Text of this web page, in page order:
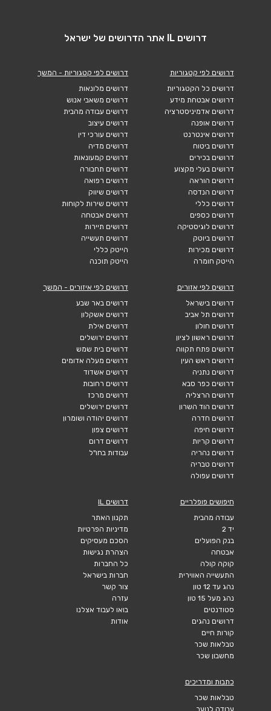
דרושים IL אתר הדרושים של ישראל
דרושים לפי קטגוריות
דרושים כל הקטגוריות
דרושים אבטחת מידע
דרושים אדמיניסטרציה
דרושים אופנה
דרושים אינטרנט
דרושים ביטוח
דרושים בכירים
דרושים בעלי מקצוע
דרושים הוראה
דרושים הנדסה
דרושים כללי
דרושים כספים
דרושים לוגיסטיקה
דרושים ביוטק
דרושים מכירות
הייטק חומרה
דרושים לפי קטגוריות - המשך
דרושים מלונאות
דרושים משאבי אנוש
דרושים עבודה מהבית
דרושים עיצוב
דרושים עורכי דין
דרושים מדיה
דרושים קמעונאות
דרושים תחבורה
דרושים רפואה
דרושים שיווק
דרושים שירות לקוחות
דרושים אבטחה
דרושים תיירות
דרושים תעשייה
הייטק כללי
הייטק תוכנה
דרושים לפי אזורים
דרושים בישראל
דרושים תל אביב
דרושים חולון
דרושים ראשון לציון
דרושים פתח תקווה
דרושים ראש העין
דרושים נתניה
דרושים כפר סבא
דרושים הרצליה
דרושים הוד השרון
דרושים חדרה
דרושים חיפה
דרושים קריות
דרושים נהריה
דרושים טבריה
דרושים עפולה
דרושים לפי איזורים - המשך
דרושים באר שבע
דרושים אשקלון
דרושים אילת
דרושים ירושלים
דרושים בית שמש
דרושים מעלה אדומים
דרושים אשדוד
דרושים רחובות
דרושים מרכז
דרושים ירושלים
דרושים יהודה ושומרון
דרושים צפון
דרושים דרום
עבודות בחו"ל
חיפושים פופלריים
עבודה מהבית
יד 2
בנק הפועלים
אבטחה
קוקה קולה
התעשייה האווירית
נהג עד 12 טון
נהג מעל 15 טון
סטודנטים
דרושים נהגים
קורות חיים
טבלאות שכר
מחשבון שכר
דרושים IL
תקנון האתר
מדיניות הפרטיות
הסכם מעסיקים
הצהרת נגישות
כל החברות
חברות בישראל
צור קשר
עזרה
בואו לעבוד אצלנו
אודות
כתבות ומדריכים
טבלאות שכר
עבודה לנוער